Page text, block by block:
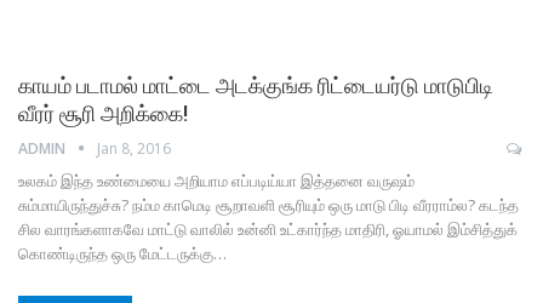
காயம் படாமல் மாட்டை அடக்குங்க ரிட்டையர்டு மாடுபிடி
வீரர் சூரி அறிக்கை!
ADMIN Jan 8, 2016
உலகம் இந்த உண்மையை அறியாம எப்படிய்யா இத்தனை வருஷம்
சும்மாயிருந்துச்சு? நம்ம காமெடி சூறாவளி சூரியும் ஒரு மாடு பிடி வீரராம்ல? கடந்த
சில வாரங்களாகவே மாட்டு வாலில் உன்னி உட்கார்ந்த மாதிரி, ஓயாமல் இம்சித்துக்
கொண்டிருந்த ஒரு மேட்டருக்கு…